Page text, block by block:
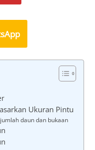
Ukuran Pintu
daun dan bukaan